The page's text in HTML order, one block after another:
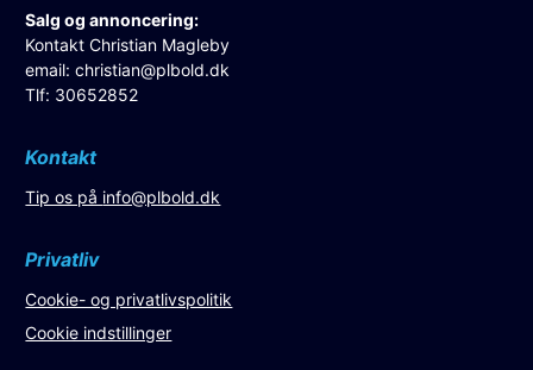
Salg og annoncering:
Kontakt Christian Magleby
email:christian@plbold.dk
Tlf: 30652852
Kontakt
Tip os på info@plbold.dk
Privatliv
Cookie- og privatlivspolitik
Cookie indstillinger